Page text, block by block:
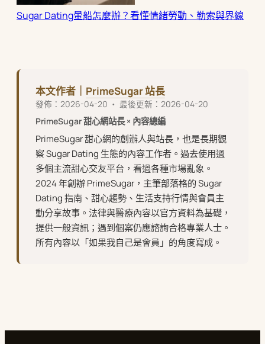
Sugar Dating暈船怎麼辦？看懂情緒勞動、勒索與界線
本文作者｜ PrimeSugar 站長
發佈：2026-04-20 ・ 最後更新：2026-04-20
PrimeSugar 甜心網站長 × 內容總編
PrimeSugar 甜心網的創辦人與站長，也是長期觀
察 Sugar Dating 生態的內容工作者。過去使用過
多個主流甜心交友平台，看過各種市場亂象。
2024 年創辦 PrimeSugar，主筆部落格的 Sugar
Dating 指南、甜心趨勢、生活支持行情與會員主
動分享故事。法律與醫療內容以官方資料為基礎，
提供一般資訊；遇到個案仍應諮詢合格專業人士。
所有內容以「如果我自己是會員」的角度寫成。